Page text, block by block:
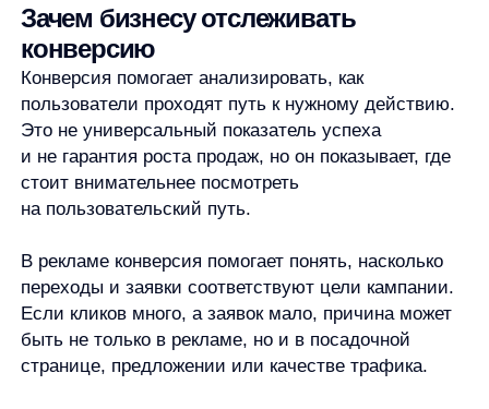
разные показатели. У них разные знаменатели,
разные цели и разная логика анализа. Сравнивать
их напрямую некорректно.
Не стоит искать универсальное значение хорошей
конверсии. Показатель зависит от цели, канала,
аудитории, цены, сложности продукта, уровня
доверия и этапа пользовательского пути. Для
простого действия конверсия может быть выше,
для сложной покупки — ниже. Сам процент без
или плохой.
Безопаснее сравнивать конверсию:
с предыдущими периодами;
между каналами с похожей задачей;
между сегментами аудитории;